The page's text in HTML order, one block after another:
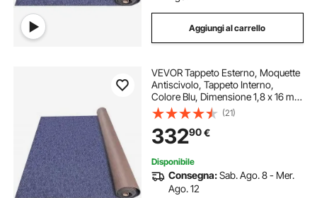
Aggiungi al carrello
VEVOR Tappeto Esterno, Moquette
Antiscivolo, Tappeto Interno,
Colore Blu, Dimensione 1,8 x 16 m,
Tappeto per Interno e Esterno,
Materiale Fibra di Poliestere + TPR,
Facile da Taglio e Pulire
(21)
33290€
Disponibile
Consegna:Sab. Ago. 8 - Mer.
Ago. 12